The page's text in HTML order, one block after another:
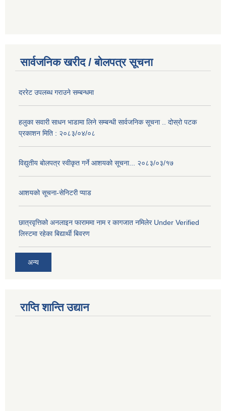
सार्वजनिक खरीद / बोलपत्र सूचना
दररेट उपलब्ध गराउने सम्बन्धमा
हलुका सवारी साधन भाडामा लिने सम्बन्धी सार्वजनिक सूचना .. दोस्रो पटक
प्रकाशन मिति : २०८३/०४/०८
विद्युतीय बोलपत्र स्वीकृत गर्ने आशयको सूचना... २०८३/०३/१७
आशयको सूचना-सेनिटरी प्याड
छात्रवृत्तिको अनलाइन फाराममा नाम र कागजात नमिलेर Under Verified
लिस्टमा रहेका बिद्यार्थी बिवरण
अन्य
राप्ति शान्ति उद्यान